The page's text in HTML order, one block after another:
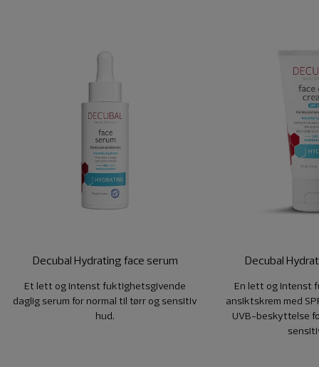
Decubal Hydrating face serum
Et lett og intenst fuktighetsgivende
daglig serum for normal til tørr og sensitiv
hud.
Decubal
En lett og intenst
ansiktskrem med
UVB-beskyttelse